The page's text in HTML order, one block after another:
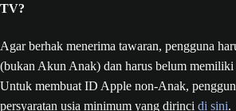
TV?
Agar berhak menerima tawaran, pengguna
(bukan Akun Anak) dan harus belum
Untuk membuat ID Apple non-Anak,
persyaratan usia minimum yang dirinci di sini.